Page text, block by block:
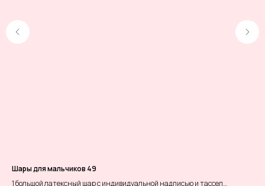
Шары для мальчиков 49
1 большой латексный шар с индивидуальной надписью и тассел